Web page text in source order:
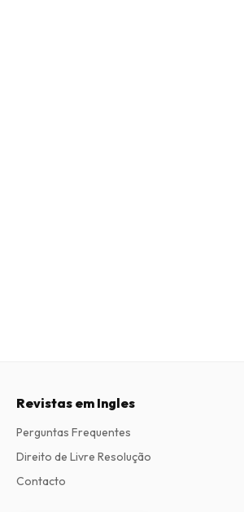
Revistas em Ingles
Perguntas Frequentes
Direito de Livre Resolução
Contacto